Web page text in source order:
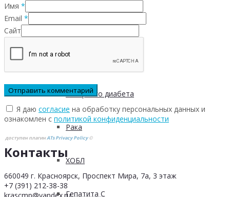
Инсульта
Сахарного диабета
Рака
ХОБЛ
Гепатита С
Имя *
Email *
Сайт
Я даю согласие на обработку персональных данных и
ознакомлен с политикой конфиденциальности
доступен плагинATs Privacy Policy©
Контакты
660049 г. Красноярск, Проспект Мира, 7а, 3 этаж
+7 (391) 212-38-38